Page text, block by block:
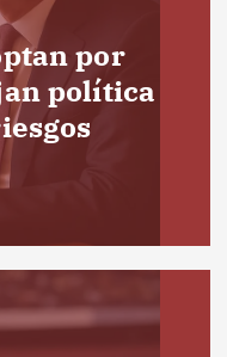
por
política